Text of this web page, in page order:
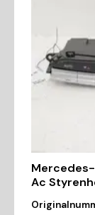
Mercedes-
Ac